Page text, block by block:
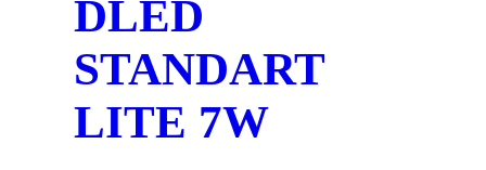
DLED
STANDART
LITE 7W